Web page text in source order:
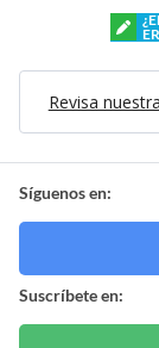
Revisa
Síguenos en:
Suscríbete en: